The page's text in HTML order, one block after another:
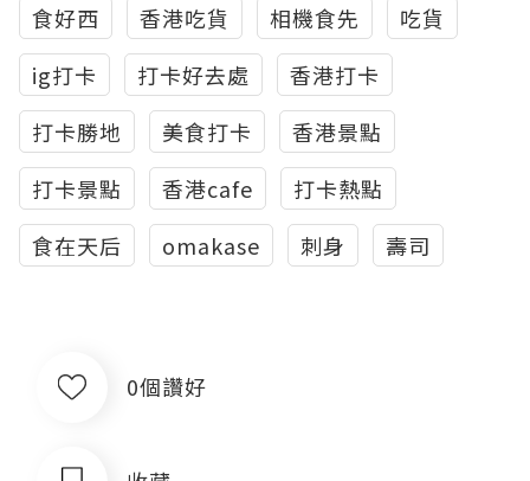
食好西
香港吃貨 相機食先
吃貨
ig打卡
打卡好去處
香港打卡
打卡勝地
美食打卡
香港景點
打卡景點
香港cafe
打卡熱點
食在天后
omakase 刺身 壽司
0個讚好